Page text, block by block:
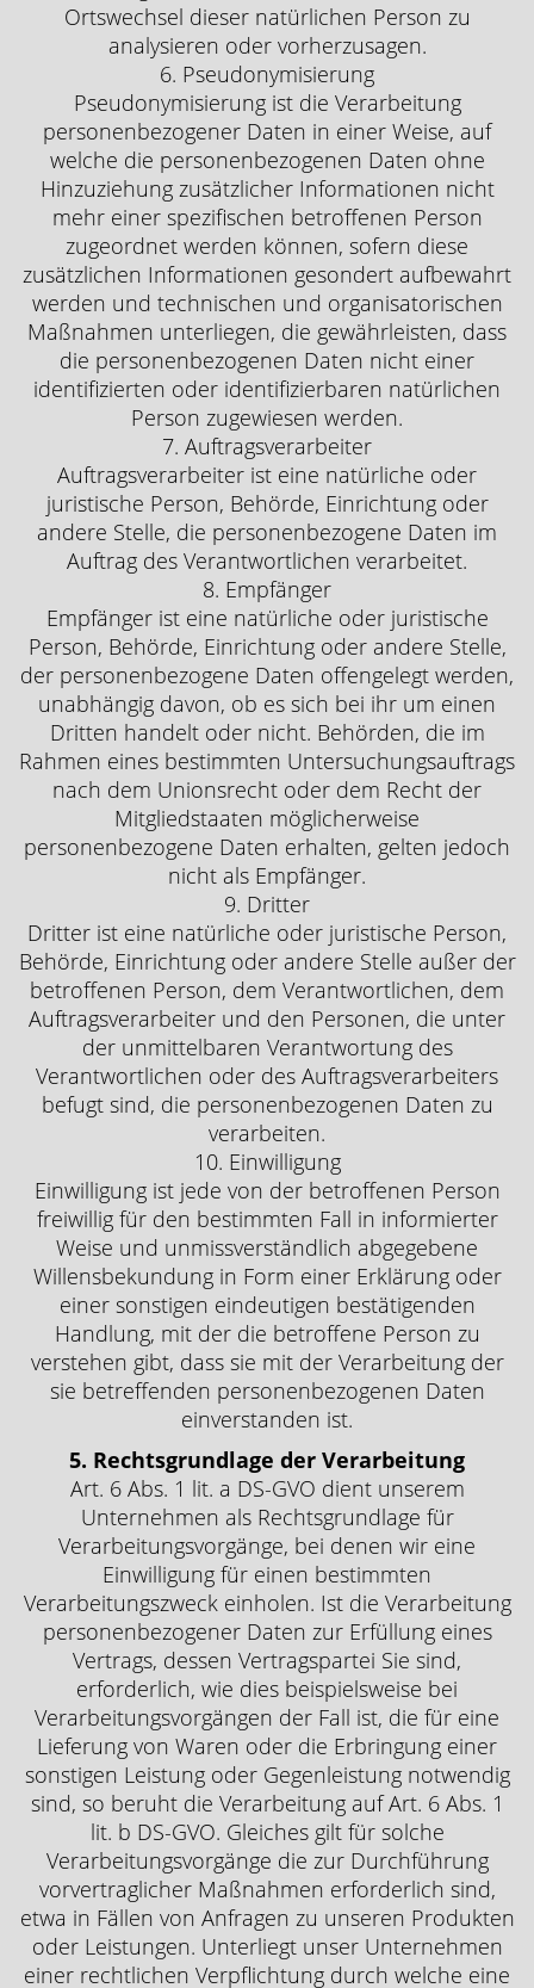
Ortswechsel dieser natürlichen Person zu
analysieren oder vorherzusagen.
6. Pseudonymisierung
Pseudonymisierung ist die Verarbeitung
personenbezogener Daten in einer Weise, auf
welche die personenbezogenen Daten ohne
Hinzuziehung zusätzlicher Informationen nicht
mehr einer spezifischen betroffenen Person
zugeordnet werden können, sofern diese
zusätzlichen Informationen gesondert aufbewahrt
werden und technischen und organisatorischen
Maßnahmen unterliegen, die gewährleisten, dass
die personenbezogenen Daten nicht einer
identifizierten oder identifizierbaren natürlichen
Person zugewiesen werden.
7. Auftragsverarbeiter
Auftragsverarbeiter ist eine natürliche oder
juristische Person, Behörde, Einrichtung oder
andere Stelle, die personenbezogene Daten im
Auftrag des Verantwortlichen verarbeitet.
8. Empfänger
Empfänger ist eine natürliche oder juristische
Person, Behörde, Einrichtung oder andere Stelle,
der personenbezogene Daten offengelegt werden,
unabhängig davon, ob es sich bei ihr um einen
Dritten handelt oder nicht. Behörden, die im
Rahmen eines bestimmten Untersuchungsauftrags
nach dem Unionsrecht oder dem Recht der
Mitgliedstaaten möglicherweise
personenbezogene Daten erhalten, gelten jedoch
nicht als Empfänger.
9. Dritter
Dritter ist eine natürliche oder juristische Person,
Behörde, Einrichtung oder andere Stelle außer der
betroffenen Person, dem Verantwortlichen, dem
Auftragsverarbeiter und den Personen, die unter
der unmittelbaren Verantwortung des
Verantwortlichen oder des Auftragsverarbeiters
befugt sind, die personenbezogenen Daten zu
verarbeiten.
10. Einwilligung
Einwilligung ist jede von der betroffenen Person
freiwillig für den bestimmten Fall in informierter
Weise und unmissverständlich abgegebene
Willensbekundung in Form einer Erklärung oder
einer sonstigen eindeutigen bestätigenden
Handlung, mit der die betroffene Person zu
verstehen gibt, dass sie mit der Verarbeitung der
sie betreffenden personenbezogenen Daten
einverstanden ist.
5. Rechtsgrundlage der Verarbeitung
Art. 6 Abs. 1 lit. a DS-GVO dient unserem
Unternehmen als Rechtsgrundlage für
Verarbeitungsvorgänge, bei denen wir eine
Einwilligung für einen bestimmten
Verarbeitungszweck einholen. Ist die Verarbeitung
personenbezogener Daten zur Erfüllung eines
Vertrags, dessen Vertragspartei Sie sind,
erforderlich, wie dies beispielsweise bei
Verarbeitungsvorgängen der Fall ist, die für eine
Lieferung von Waren oder die Erbringung einer
sonstigen Leistung oder Gegenleistung notwendig
sind, so beruht die Verarbeitung auf Art. 6 Abs. 1
lit. b DS-GVO. Gleiches gilt für solche
Verarbeitungsvorgänge die zur Durchführung
vorvertraglicher Maßnahmen erforderlich sind,
etwa in Fällen von Anfragen zu unseren Produkten
oder Leistungen. Unterliegt unser Unternehmen
einer rechtlichen Verpflichtung durch welche eine